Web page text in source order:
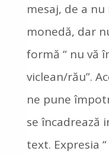
mesaj, de a
monedă, dar
formă “ nu vă
viclean/rău”.
ne pune
se încadrează
text. Expresia